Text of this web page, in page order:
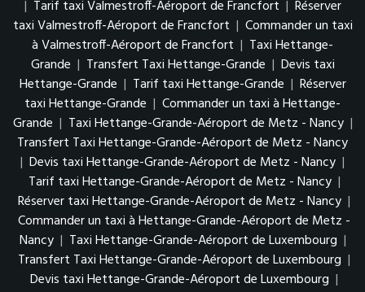
| Tarif taxi Valmestroff-Aéroport de Francfort | Réserver
taxi Valmestroff-Aéroport de Francfort | Commander un taxi
à Valmestroff-Aéroport de Francfort | Taxi Hettange-
Grande | Transfert Taxi Hettange-Grande | Devis taxi
Hettange-Grande | Tarif taxi Hettange-Grande | Réserver
taxi Hettange-Grande | Commander un taxi à Hettange-
Grande | Taxi Hettange-Grande-Aéroport de Metz - Nancy |
Transfert Taxi Hettange-Grande-Aéroport de Metz - Nancy
| Devis taxi Hettange-Grande-Aéroport de Metz - Nancy |
Tarif taxi Hettange-Grande-Aéroport de Metz - Nancy |
Réserver taxi Hettange-Grande-Aéroport de Metz - Nancy |
Commander un taxi à Hettange-Grande-Aéroport de Metz -
Nancy | Taxi Hettange-Grande-Aéroport de Luxembourg |
Transfert Taxi Hettange-Grande-Aéroport de Luxembourg |
Devis taxi Hettange-Grande-Aéroport de Luxembourg |